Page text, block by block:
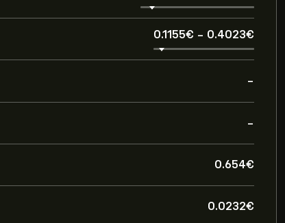
0.1155‎€‎ - 0.4023‎€‎
-
-
0.654‎€‎
0.0232‎€‎